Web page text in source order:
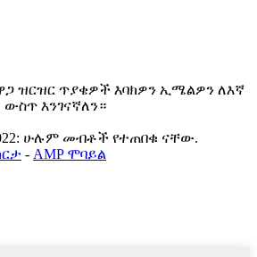
ዝርዝር ጥያቄዎች እባክዎን ኢሜልዎን ለእኛ
ውስጥ እንገናኛለን።
ሁሉም መብቶች የተጠበቁ ናቸው.
- AMP ሞባይል